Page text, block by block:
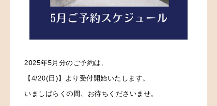
2025年5月分のご予約は、
【4/20(日)】より受付開始いたします。
いましばらくの間、お待ちくださいませ。